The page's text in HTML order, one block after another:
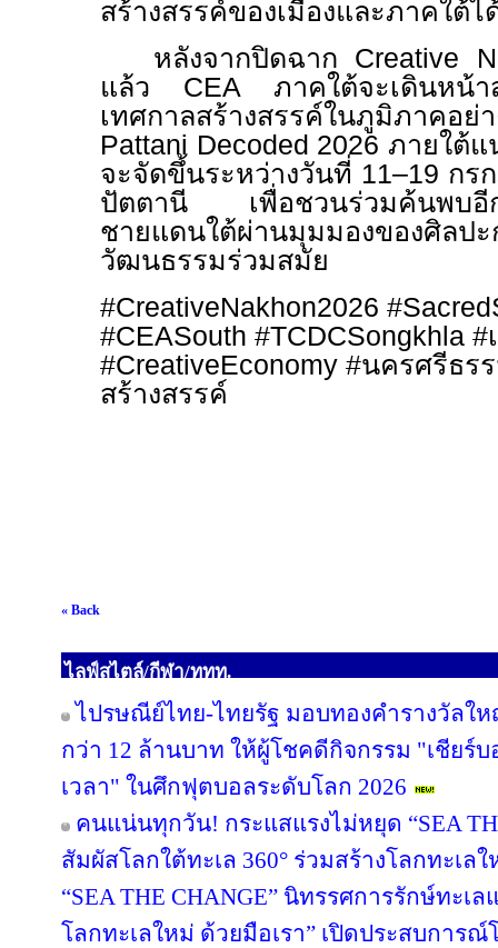
สร้างสรรค์ของเมืองและภาคใต้ไ
หลังจากปิดฉาก Creative
แล้ว CEA ภาคใต้จะเดินหน้า
เทศกาลสร้างสรรค์ในภูมิภาคอย่
Pattani Decoded 2026 ภายใต้
จะจัดขึ้นระหว่างวันที่ 11–19 ก
ปัตตานี เพื่อชวนร่วมค้นพบอีกห
ชายแดนใต้ผ่านมุมมองของศิลปะ
วัฒนธรรมร่วมสมัย
#CreativeNakhon2026
#CEASouth #TCDCSongkhla
#CreativeEconomy #นครศรีธร
สร้างสรรค์
« Back
ไลฟ์สไตล์/กีฬา/ททท.
ไปรษณีย์ไทย-ไทยรัฐ มอบทองคำรางวัลใ
กว่า 12 ล้านบาท ให้ผู้โชคดีกิจกรรม "เชียร์
เวลา" ในศึกฟุตบอลระดับโลก 2026
คนแน่นทุกวัน! กระแสแรงไม่หยุด “SEA
สัมผัสโลกใต้ทะเล 360° ร่วมสร้างโลกทะเล
“SEA THE CHANGE” นิทรรศการรักษ์ทะเ
โลกทะเลใหม่ ด้วยมือเรา” เปิดประสบการณ์